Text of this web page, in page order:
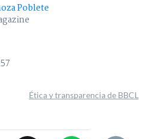
Poblete
Ética y transparencia de BBCL